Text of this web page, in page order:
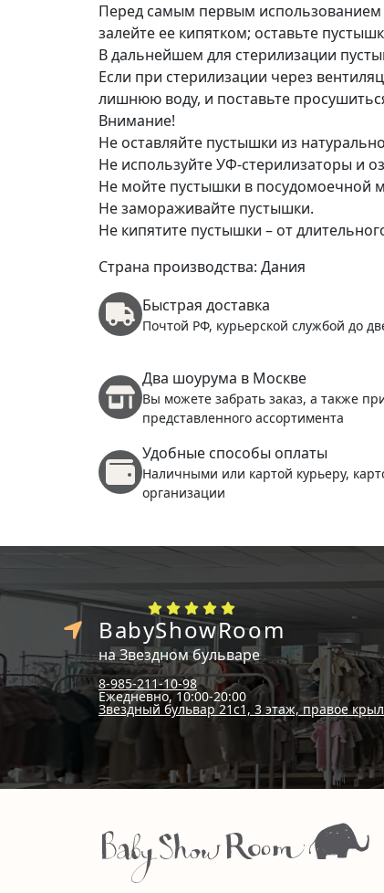
Перед самым первым использованием
залейте ее кипятком; оставьте
В дальнейшем для стерилизации
Если при стерилизации через
лишнюю воду, и поставьте
Внимание!
Не оставляйте пустышки из
Не используйте УФ-стерилизаторы и
Не мойте пустышки в посудомоечной
Не замораживайте пустышки.
Не кипятите пустышки – от
Страна производства: Дания
Быстрая доставка
Почтой РФ, курьерской службой до
Два шоурума в Москве
Вы можете забрать заказ, а также
представленного ассортимента
Удобные способы оплаты
Наличными или картой курьеру,
организации
BabyShowRoom
на Звездном бульваре
8-985-211-10-98
Ежедневно, 10:00-20:00
Звездный бульвар 21с1, 3 этаж, правое